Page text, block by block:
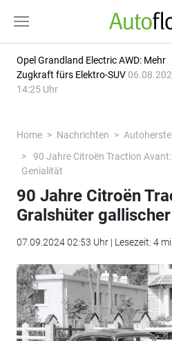
Opel Grandland Electric AWD: Mehr
Zugkraft fürs Elektro-SUV
14:25 Uhr
Home Nachrichten
90 Jahre Citroën Traction
Genialität
90 Jahre Citroën
Gralshüter
07.09.2024 02:53 Uhr | Lesezeit: 4